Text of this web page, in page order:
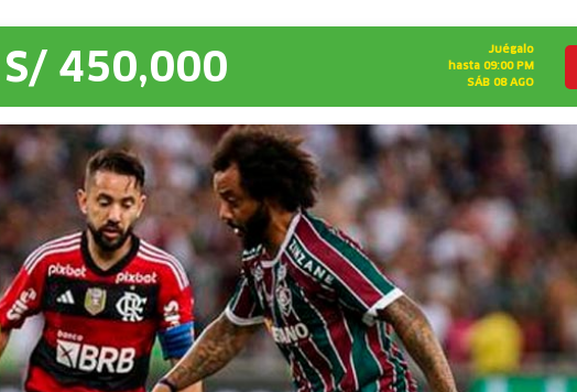
S/ 450,000
Juégalo
hasta 09:00 PM
SÁB 08 AGO